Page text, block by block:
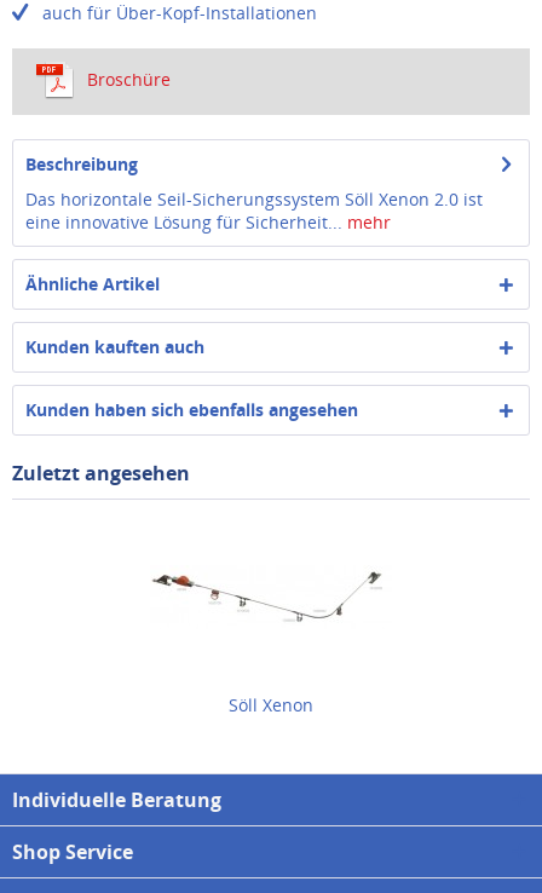
auch für Über-Kopf-Installationen
Broschüre
Beschreibung
Das horizontale Seil-Sicherungssystem Söll Xenon 2.0 ist
eine innovative Lösung für Sicherheit... mehr
Ähnliche Artikel
Kunden kauften auch
Kunden haben sich ebenfalls angesehen
Zuletzt angesehen
Söll Xenon
Individuelle Beratung
Shop Service